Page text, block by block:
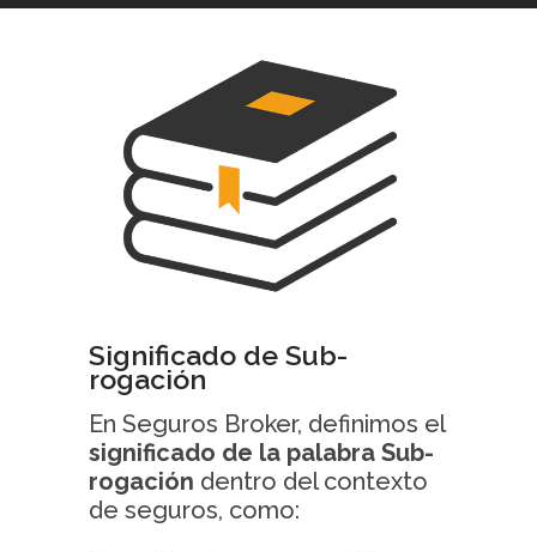
Significado de Sub-
rogación
En Seguros Broker, definimos el
significado de la palabra Sub-
rogación dentro del contexto
de seguros, como: